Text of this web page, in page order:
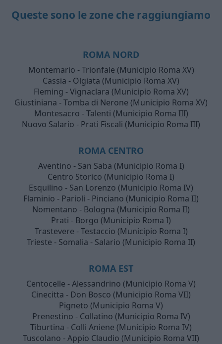
Queste sono le zone che raggiungiamo
ROMA NORD
Montemario - Trionfale (Municipio Roma XV)
Cassia - Olgiata (Municipio Roma XV)
Fleming - Vignaclara (Municipio Roma XV)
Giustiniana - Tomba di Nerone (Municipio Roma XV)
Montesacro - Talenti (Municipio Roma III)
Nuovo Salario - Prati Fiscali (Municipio Roma III)
ROMA CENTRO
Aventino - San Saba (Municipio Roma I)
Centro Storico (Municipio Roma I)
Esquilino - San Lorenzo (Municipio Roma IV)
Flaminio - Parioli - Pinciano (Municipio Roma II)
Nomentano - Bologna (Municipio Roma II)
Prati - Borgo (Municipio Roma I)
Trastevere - Testaccio (Municipio Roma I)
Trieste - Somalia - Salario (Municipio Roma II)
ROMA EST
Centocelle - Alessandrino (Municipio Roma V)
Cinecitta - Don Bosco (Municipio Roma VII)
Pigneto (Municipio Roma V)
Prenestino - Collatino (Municipio Roma IV)
Tiburtina - Colli Aniene (Municipio Roma IV)
Tuscolano - Appio Claudio (Municipio Roma VII)